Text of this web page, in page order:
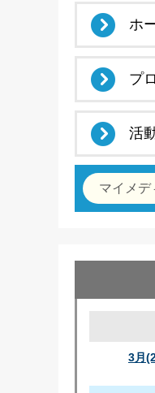
ホ
プ
活
マイメディ
3月